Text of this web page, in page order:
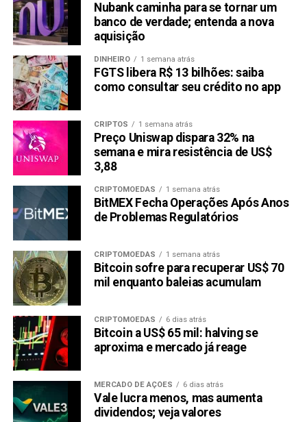
Nubank caminha para se tornar um
banco de verdade; entenda a nova
aquisição
DINHEIRO 1 semana atrás
FGTS libera R$ 13 bilhões: saiba
como consultar seu crédito no app
CRIPTOS 1 semana atrás
Preço Uniswap dispara 32% na
semana e mira resistência de US$
3,88
CRIPTOMOEDAS 1 semana atrás
BitMEX Fecha Operações Após Anos
de Problemas Regulatórios
CRIPTOMOEDAS 1 semana atrás
Bitcoin sofre para recuperar US$ 70
mil enquanto baleias acumulam
CRIPTOMOEDAS 6 dias atrás
Bitcoin a US$ 65 mil: halving se
aproxima e mercado já reage
MERCADO DE AÇÕES 6 dias atrás
Vale lucra menos, mas aumenta
dividendos; veja valores